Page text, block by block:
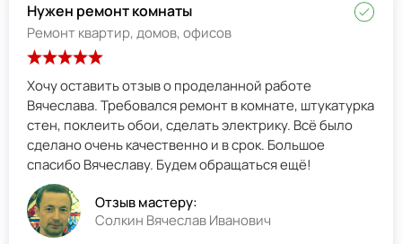
Нужен ремонт комнаты
Ремонт квартир, домов, офисов
Хочу оставить отзыв о проделанной работе
Вячеслава. Требовался ремонт в комнате, штукатурка
стен, поклеить обои, сделать электрику. Всё было
сделано очень качественно и в срок. Большое
спасибо Вячеславу. Будем обращаться ещё!
Отзыв мастеру:
Солкин Вячеслав Иванович